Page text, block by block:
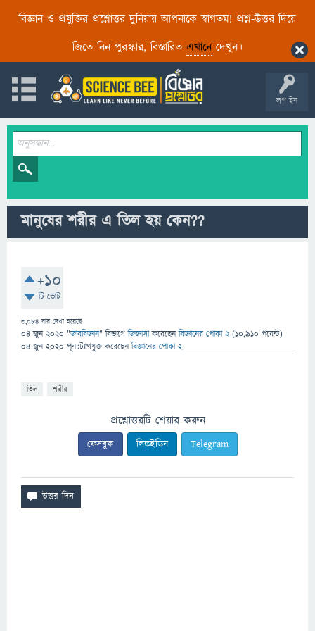
বিজ্ঞান ও প্রযুক্তির প্রশ্নোত্তর দুনিয়ায় আপনাকে স্বাগতম! প্রশ্ন-উত্তর দিয়ে
জিতে নিন পুরস্কার, বিস্তারিত এখানেদেখুন।
লগ ইন
মানুষের শরীর এ তিল হয় কেন??
+10
টি ভোট
3,084 বার দেখা হয়েছে
04 জুন 2020 "জীববিজ্ঞান" বিভাগে জিজ্ঞাসাকরেছেনবিজ্ঞানের পোকা 2 (10,910 পয়েন্ট)
04 জুন 2020 পূনঃট্যাগযুক্ত করেছেনবিজ্ঞানের পোকা 2
তিল শরীর
প্রশ্নোত্তরটি শেয়ার করুন
ফেসবুক লিঙ্কইডিন Telegram